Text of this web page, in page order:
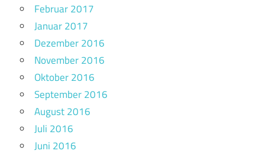
Februar 2017
Januar 2017
Dezember 2016
November 2016
Oktober 2016
September 2016
August 2016
Juli 2016
Juni 2016